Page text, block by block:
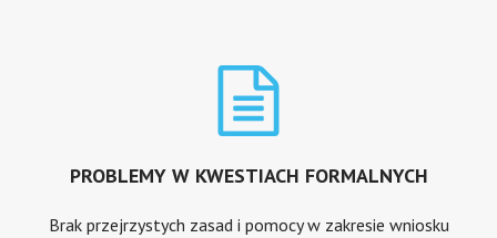
PROBLEMY W KWESTIACH FORMALNYCH
Brak przejrzystych zasad i pomocy w zakresie wniosku